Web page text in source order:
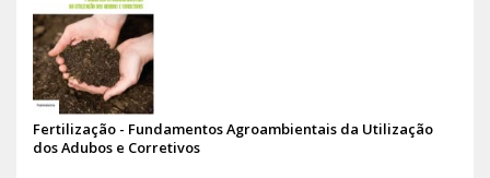
Fertilização - Fundamentos Agroambientais da Utilização
dos Adubos e Corretivos